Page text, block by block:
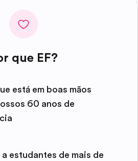
que EF?
está em boas mãos
60 anos de
a estudantes de mais de